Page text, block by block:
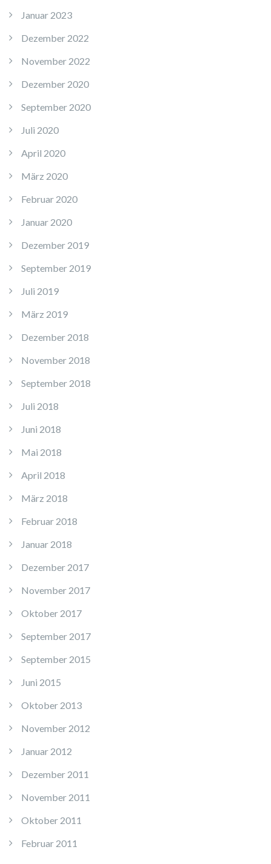
Januar 2023
Dezember 2022
November 2022
Dezember 2020
September 2020
Juli 2020
April 2020
März 2020
Februar 2020
Januar 2020
Dezember 2019
September 2019
Juli 2019
März 2019
Dezember 2018
November 2018
September 2018
Juli 2018
Juni 2018
Mai 2018
April 2018
März 2018
Februar 2018
Januar 2018
Dezember 2017
November 2017
Oktober 2017
September 2017
September 2015
Juni 2015
Oktober 2013
November 2012
Januar 2012
Dezember 2011
November 2011
Oktober 2011
Februar 2011